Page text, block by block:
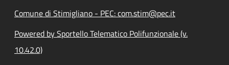
Comune di Stimigliano - PEC: com.stim@pec.it
Powered by Sportello Telematico Polifunzionale (v.
10.42.0)